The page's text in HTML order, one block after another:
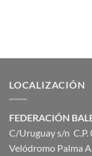
LOCALIZACIÓN
FEDERACIÓN
C/Uruguay s/n C.P.
Velódromo Palma